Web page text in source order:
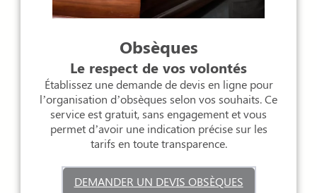
Obsèques
Le respect de vos volontés
Établissez une demande de devis en ligne pour
l’organisation d’obsèques selon vos souhaits. Ce
service est gratuit, sans engagement et vous
permet d’avoir une indication précise sur les
tarifs en toute transparence.
DEMANDER UN DEVIS OBSÈQUES